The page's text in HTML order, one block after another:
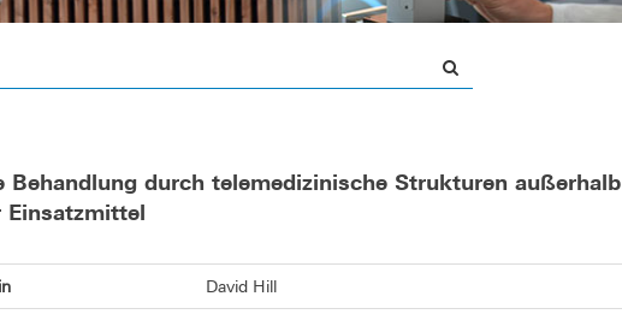
Behandlung durch telemedizinische Strukturen außerhalb
Einsatzmittel
David Hill